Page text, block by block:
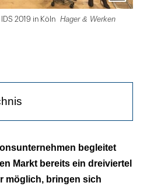
Lightbox
öffnen
IDS 2019 in Köln Hager & Werken
wird großgeschrieben
begleitet
Markt bereits ein dreiviertel
möglich, bringen sich